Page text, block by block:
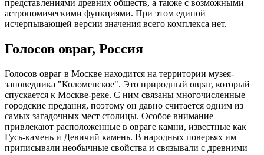
представлениями древних обществ, а также с возможными
астрономическими функциями. При этом единой
исчерпывающей версии значения всего комплекса нет.
Голосов овраг, Россия
Голосов овраг в Москве находится на территории музея-
заповедника "Коломенское". Это природный овраг, который
спускается к Москве-реке. С ним связаны многочисленные
городские предания, поэтому он давно считается одним из
самых загадочных мест столицы. Особое внимание
привлекают расположенные в овраге камни, известные как
Гусь-камень и Девичий камень. В народных поверьях им
приписывали необычные свойства и связывали с древними